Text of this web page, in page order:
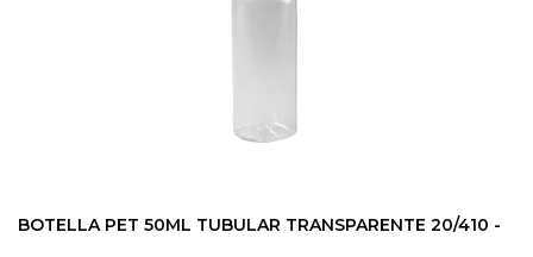
BOTELLA PET 50ML TUBULAR TRANSPARENTE 20/410 -